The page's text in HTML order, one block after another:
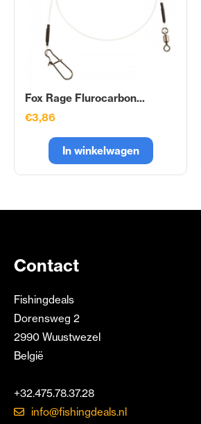
Fox Rage Flurocarbon...
€3,86
In winkelwagen
Contact
Fishingdeals
Dorensweg 2
2990 Wuustwezel
België
+32.475.78.37.28
info@fishingdeals.nl